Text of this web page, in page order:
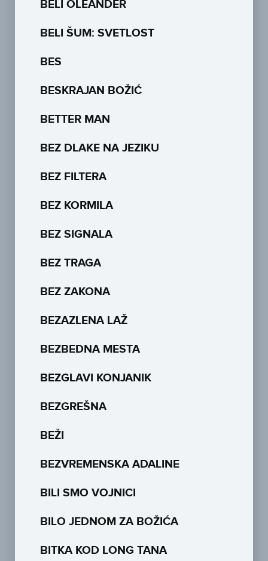
BELI OLEANDER
BELI ŠUM: SVETLOST
BES
BESKRAJAN BOŽIĆ
BETTER MAN
BEZ DLAKE NA JEZIKU
BEZ FILTERA
BEZ KORMILA
BEZ SIGNALA
BEZ TRAGA
BEZ ZAKONA
BEZAZLENA LAŽ
BEZBEDNA MESTA
BEZGLAVI KONJANIK
BEZGREŠNA
BEŽI
BEZVREMENSKA ADALINE
BILI SMO VOJNICI
BILO JEDNOM ZA BOŽIĆA
BITKA KOD LONG TANA